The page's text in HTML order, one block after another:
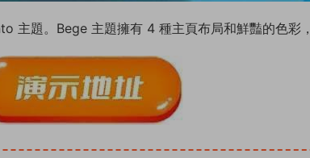
主題。Bege 主題擁有 4 種主頁布局和鮮豔的色彩